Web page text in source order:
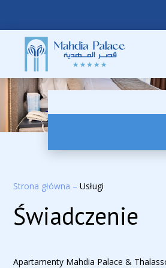
Strona główna –Usługi
Świadczenie
Apartamenty Mahdia Palace &